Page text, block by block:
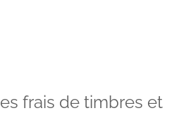
frais de timbres et